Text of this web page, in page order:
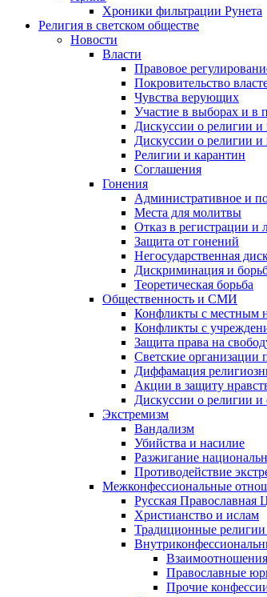
Хроники фильтрации Рунета
Религия в светском обществе
Новости
Власти
Правовое
Покровительство
Чувства верующих
Участие в выборах и в
Дискуссии о религии и
Дискуссии о религии и
Религии и карантин
Соглашения
Гонения
Административное и
Места для молитвы
Отказ в регистрации и
Защита от гонений
Негосударственная
Дискриминация и
Теоретическая борьба
Общественность и СМИ
Конфликты с местным
Конфликты с
Защита права на
Светские организации
Диффамация
Акции в защиту
Дискуссии о религии и
Экстремизм
Вандализм
Убийства и насилие
Разжигание
Противодействие
Межконфессиональные
Русская Православная
Христианство и ислам
Традиционные
Православные
Прочие